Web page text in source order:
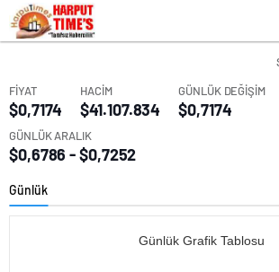
FİYAT
$0,7174
HACİM
$41.107.834
GÜNLÜK DEĞİŞİM
$0,7174
GÜNLÜK ARALIK
$0,6786 - $0,7252
Günlük
Günlük Grafik Tablosu